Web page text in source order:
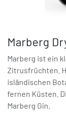
Marberg
Marberg ist ein
Zitrusfrüchten.
isländischen
fernen Küsten.
Marberg Gin.